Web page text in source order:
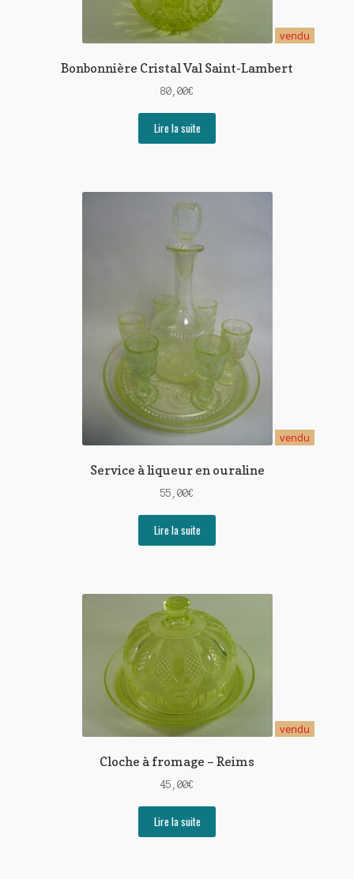
vendu
Bonbonnière Cristal Val Saint-Lambert
80,00€
Lire la suite
vendu
Service à liqueur en ouraline
55,00€
Lire la suite
vendu
Cloche à fromage – Reims
45,00€
Lire la suite